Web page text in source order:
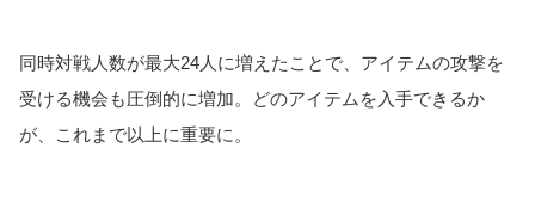
同時対戦人数が最大24人に増えたことで、アイテムの攻撃を
受ける機会も圧倒的に増加。どのアイテムを入手できるか
が、これまで以上に重要に。